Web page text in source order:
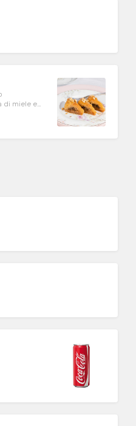
di miele e